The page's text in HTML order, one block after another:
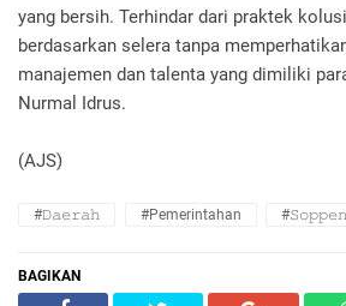
yang bersih. Terhindar dari praktek
berdasarkan selera tanpa
manajemen dan talenta yang dimiliki
Nurmal Idrus.
(AJS)
#𝙳𝚊𝚎𝚛𝚊𝚑 #Pemerintahan
BAGIKAN